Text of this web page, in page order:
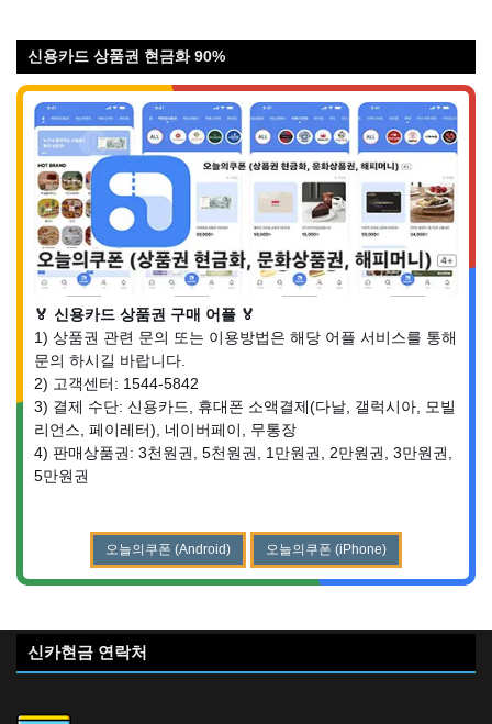
신용카드 상품권 현금화 90%
🏅 신용카드 상품권 구매 어플 🏅
1) 상품권 관련 문의 또는 이용방법은 해당 어플 서비스를 통해
문의 하시길 바랍니다.
2) 고객센터: 1544-5842
3) 결제 수단: 신용카드, 휴대폰 소액결제(다날, 갤럭시아, 모빌
리언스, 페이레터), 네이버페이, 무통장
4) 판매상품권: 3천원권, 5천원권, 1만원권, 2만원권, 3만원권,
5만원권
오늘의쿠폰 (Android) 오늘의쿠폰 (iPhone)
신카현금 연락처